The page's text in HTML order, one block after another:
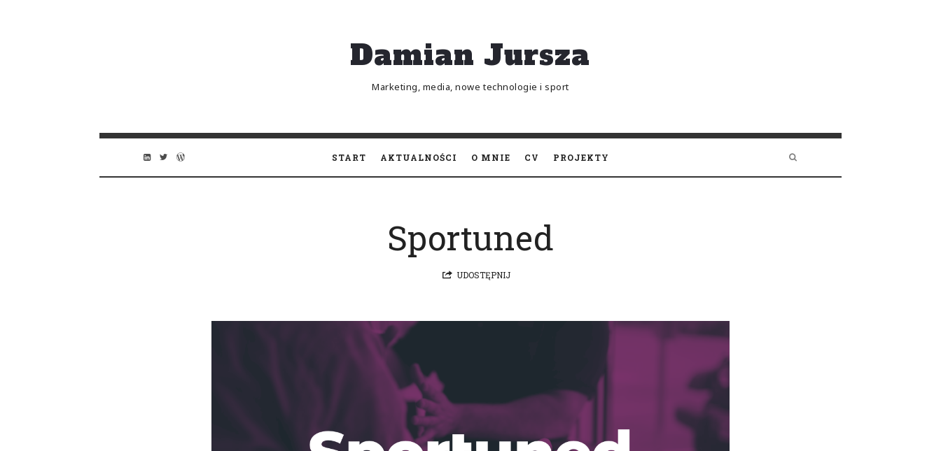
Damian
Jursza
Damian Jursza
Marketing, media, nowe technologie i sport
START AKTUALNOŚCI O MNIE CV PROJEKTY
Sportuned
UDOSTĘPNIJ